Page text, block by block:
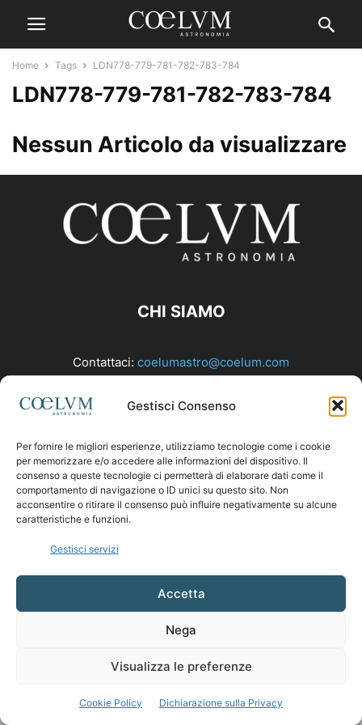
Gestisci Consenso
Per fornire le migliori esperienze, utilizziamo tecnologie come i cookie
per memorizzare e/o accedere alle informazioni del dispositivo. Il
consenso a queste tecnologie ci permetterà di elaborare dati come il
comportamento di navigazione o ID unici su questo sito. Non
acconsentire o ritirare il consenso può influire negativamente su alcune
caratteristiche e funzioni.
Gestisci servizi
Accetta
Nega
Visualizza le preferenze
Cookie Policy Dichiarazione sulla Privacy
Home Tags LDN778-779-781-782-783-784
LDN778-779-781-782-783-784
Nessun Articolo da visualizzare
CHI SIAMO
Contattaci: coelumastro@coelum.com
SEGUICI